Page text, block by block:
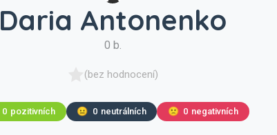
Daria Antonenko
0 b.
(bez hodnocení)
0 pozitivních 😐 0 neutrálních 🙁 0 negativních